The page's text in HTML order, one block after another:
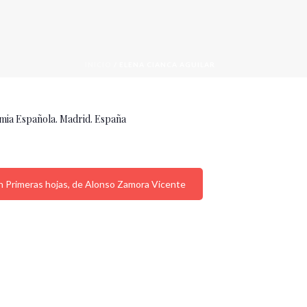
Española. Madrid. España
hojas, de Alonso Zamora Vicente